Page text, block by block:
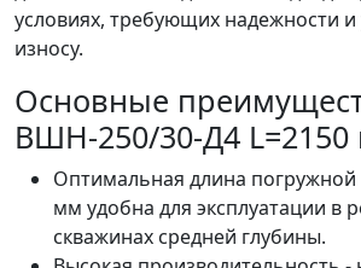
условиях, требующих надежности и
износу.
Основные
ВШН-250/30-Д4
Оптимальная длина погружной
мм удобна для эксплуатации в
скважинах средней глубины.